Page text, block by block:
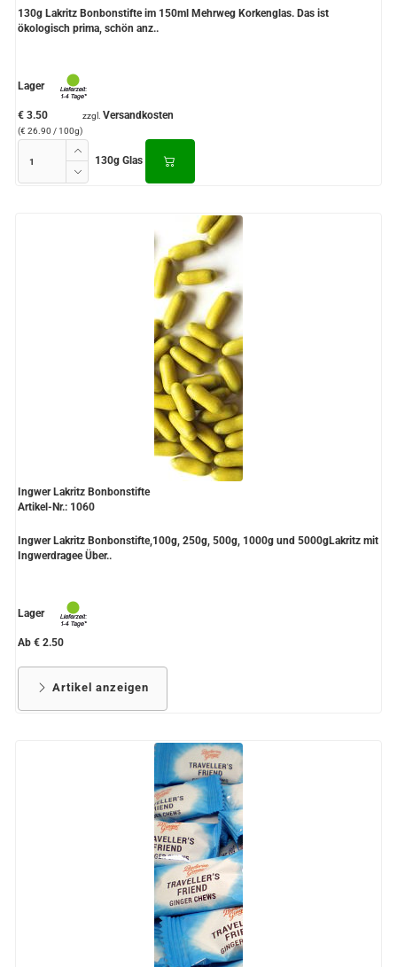
130g Lakritz Bonbonstifte im 150ml Mehrweg Korkenglas. Das ist
ökologisch prima, schön anz..
Lager
€ 3.50
(€ 26.90 / 100g)
zzgl. Versandkosten
130g Glas
Ingwer Lakritz Bonbonstifte
Artikel-Nr.: 1060
Ingwer Lakritz Bonbonstifte,100g, 250g, 500g, 1000g und 5000gLakritz mit
Ingwerdragee Über..
Lager
Ab € 2.50
Artikel anzeigen